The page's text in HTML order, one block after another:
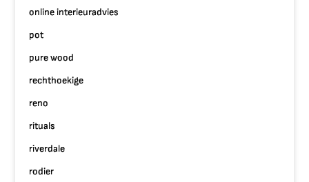
online interieuradvies
pot
pure wood
rechthoekige
reno
rituals
riverdale
rodier